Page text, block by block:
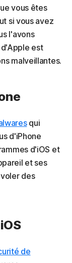
vous êtes
si vous avez
l'avons
est
malveillantes.
qui
d'iPhone
d'iOS et
et ses
des
de